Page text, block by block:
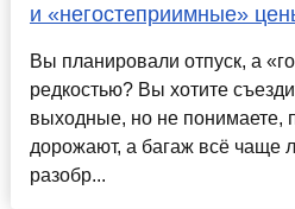
и «негостеприимные»
Вы планировали отпуск, а
редкостью? Вы хотите
выходные, но не понимаете,
дорожают, а багаж всё чаще
разобр...